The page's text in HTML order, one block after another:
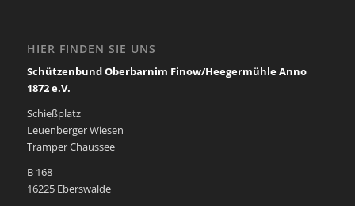
HIER FINDEN SIE UNS
Schützenbund Oberbarnim Finow/Heegermühle Anno
1872 e.V.
Schießplatz
Leuenberger Wiesen
Tramper Chaussee
B 168
16225 Eberswalde